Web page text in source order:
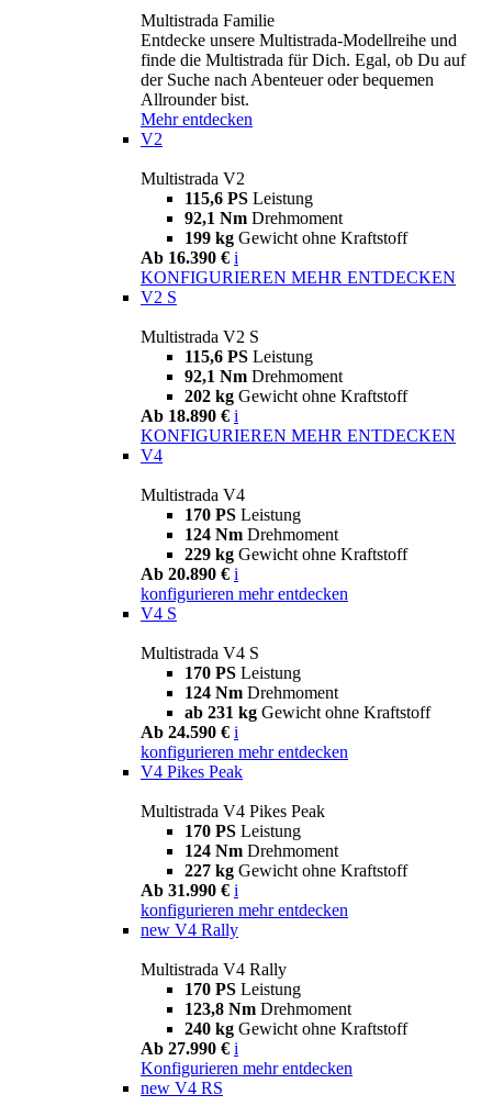
Multistrada Familie
Entdecke unsere Multistrada-Modellreihe und
finde die Multistrada für Dich. Egal, ob Du auf
der Suche nach Abenteuer oder bequemen
Allrounder bist.
Mehr entdecken
V2
Multistrada V2
115,6 PS Leistung
92,1 Nm Drehmoment
199 kg Gewicht ohne Kraftstoff
Ab 16.390 € i
KONFIGURIEREN MEHR ENTDECKEN
V2 S
Multistrada V2 S
115,6 PS Leistung
92,1 Nm Drehmoment
202 kg Gewicht ohne Kraftstoff
Ab 18.890 € i
KONFIGURIEREN MEHR ENTDECKEN
V4
Multistrada V4
170 PS Leistung
124 Nm Drehmoment
229 kg Gewicht ohne Kraftstoff
Ab 20.890 € i
konfigurieren mehr entdecken
V4 S
Multistrada V4 S
170 PS Leistung
124 Nm Drehmoment
ab 231 kg Gewicht ohne Kraftstoff
Ab 24.590 € i
konfigurieren mehr entdecken
V4 Pikes Peak
Multistrada V4 Pikes Peak
170 PS Leistung
124 Nm Drehmoment
227 kg Gewicht ohne Kraftstoff
Ab 31.990 € i
konfigurieren mehr entdecken
new V4 Rally
Multistrada V4 Rally
170 PS Leistung
123,8 Nm Drehmoment
240 kg Gewicht ohne Kraftstoff
Ab 27.990 € i
Konfigurieren mehr entdecken
new V4 RS